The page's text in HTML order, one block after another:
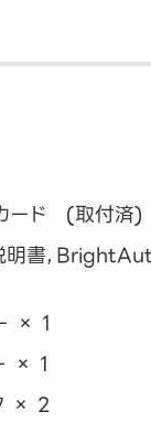
ード (取付済
書，
× 1
× 1
× 2